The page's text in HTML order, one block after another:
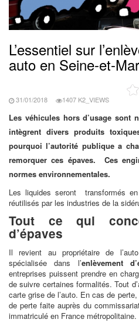
L’essentiel sur
auto en Seine-et-
31/01/2018 1407 K2_VIEWS
Les véhicules hors d’usage sont
intègrent divers produits
pourquoi l’autorité publique a
remorquer ces épaves. Ces
normes environnementales.
Les liquides seront transformés
réutilisés par les industries de la
Tout ce qui
d’épaves
Il revient au propriétaire de
spécialisée dans l’enlèvement
entreprises puissent prendre en
de suivre certaines formalités. Tout
carte grise de l’auto. En cas de
de perte faite auprès du
immatriculé en France métropolitaine.